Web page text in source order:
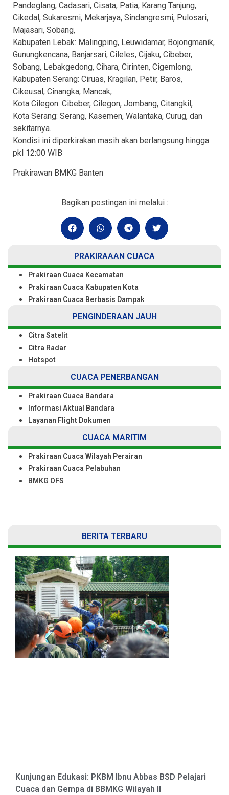
Pandeglang, Cadasari, Cisata, Patia, Karang Tanjung,
Cikedal, Sukaresmi, Mekarjaya, Sindangresmi, Pulosari,
Majasari, Sobang,
Kabupaten Lebak: Malingping, Leuwidamar, Bojongmanik,
Gunungkencana, Banjarsari, Cileles, Cijaku, Cibeber,
Sobang, Lebakgedong, Cihara, Cirinten, Cigemlong,
Kabupaten Serang: Ciruas, Kragilan, Petir, Baros,
Cikeusal, Cinangka, Mancak,
Kota Cilegon: Cibeber, Cilegon, Jombang, Citangkil,
Kota Serang: Serang, Kasemen, Walantaka, Curug, dan
sekitarnya.
Kondisi ini diperkirakan masih akan berlangsung hingga
pkl 12:00 WIB
Prakirawan BMKG Banten
Bagikan postingan ini melalui :
PRAKIRAAAN CUACA
Prakiraan Cuaca Kecamatan
Prakiraan Cuaca Kabupaten Kota
Prakiraan Cuaca Berbasis Dampak
PENGINDERAAN JAUH
Citra Satelit
Citra Radar
Hotspot
CUACA PENERBANGAN
Prakiraan Cuaca Bandara
Informasi Aktual Bandara
Layanan Flight Dokumen
CUACA MARITIM
Prakiraan Cuaca Wilayah Perairan
Prakiraan Cuaca Pelabuhan
BMKG OFS
BERITA TERBARU
Kunjungan Edukasi: PKBM Ibnu Abbas BSD Pelajari
Cuaca dan Gempa di BBMKG Wilayah II